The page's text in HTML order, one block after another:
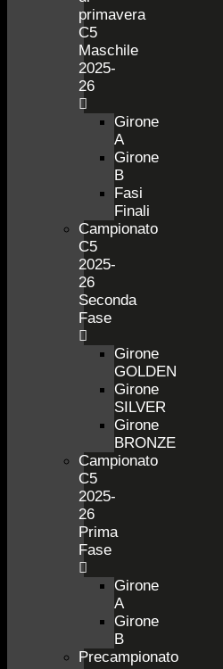
primavera
C5
Maschile
2025-
26
Girone
A
Girone
B
Fasi
Finali
Campionato
C5
2025-
26
Seconda
Fase
Girone
GOLDEN
Girone
SILVER
Girone
BRONZE
Campionato
C5
2025-
26
Prima
Fase
Girone
A
Girone
B
Precampionato